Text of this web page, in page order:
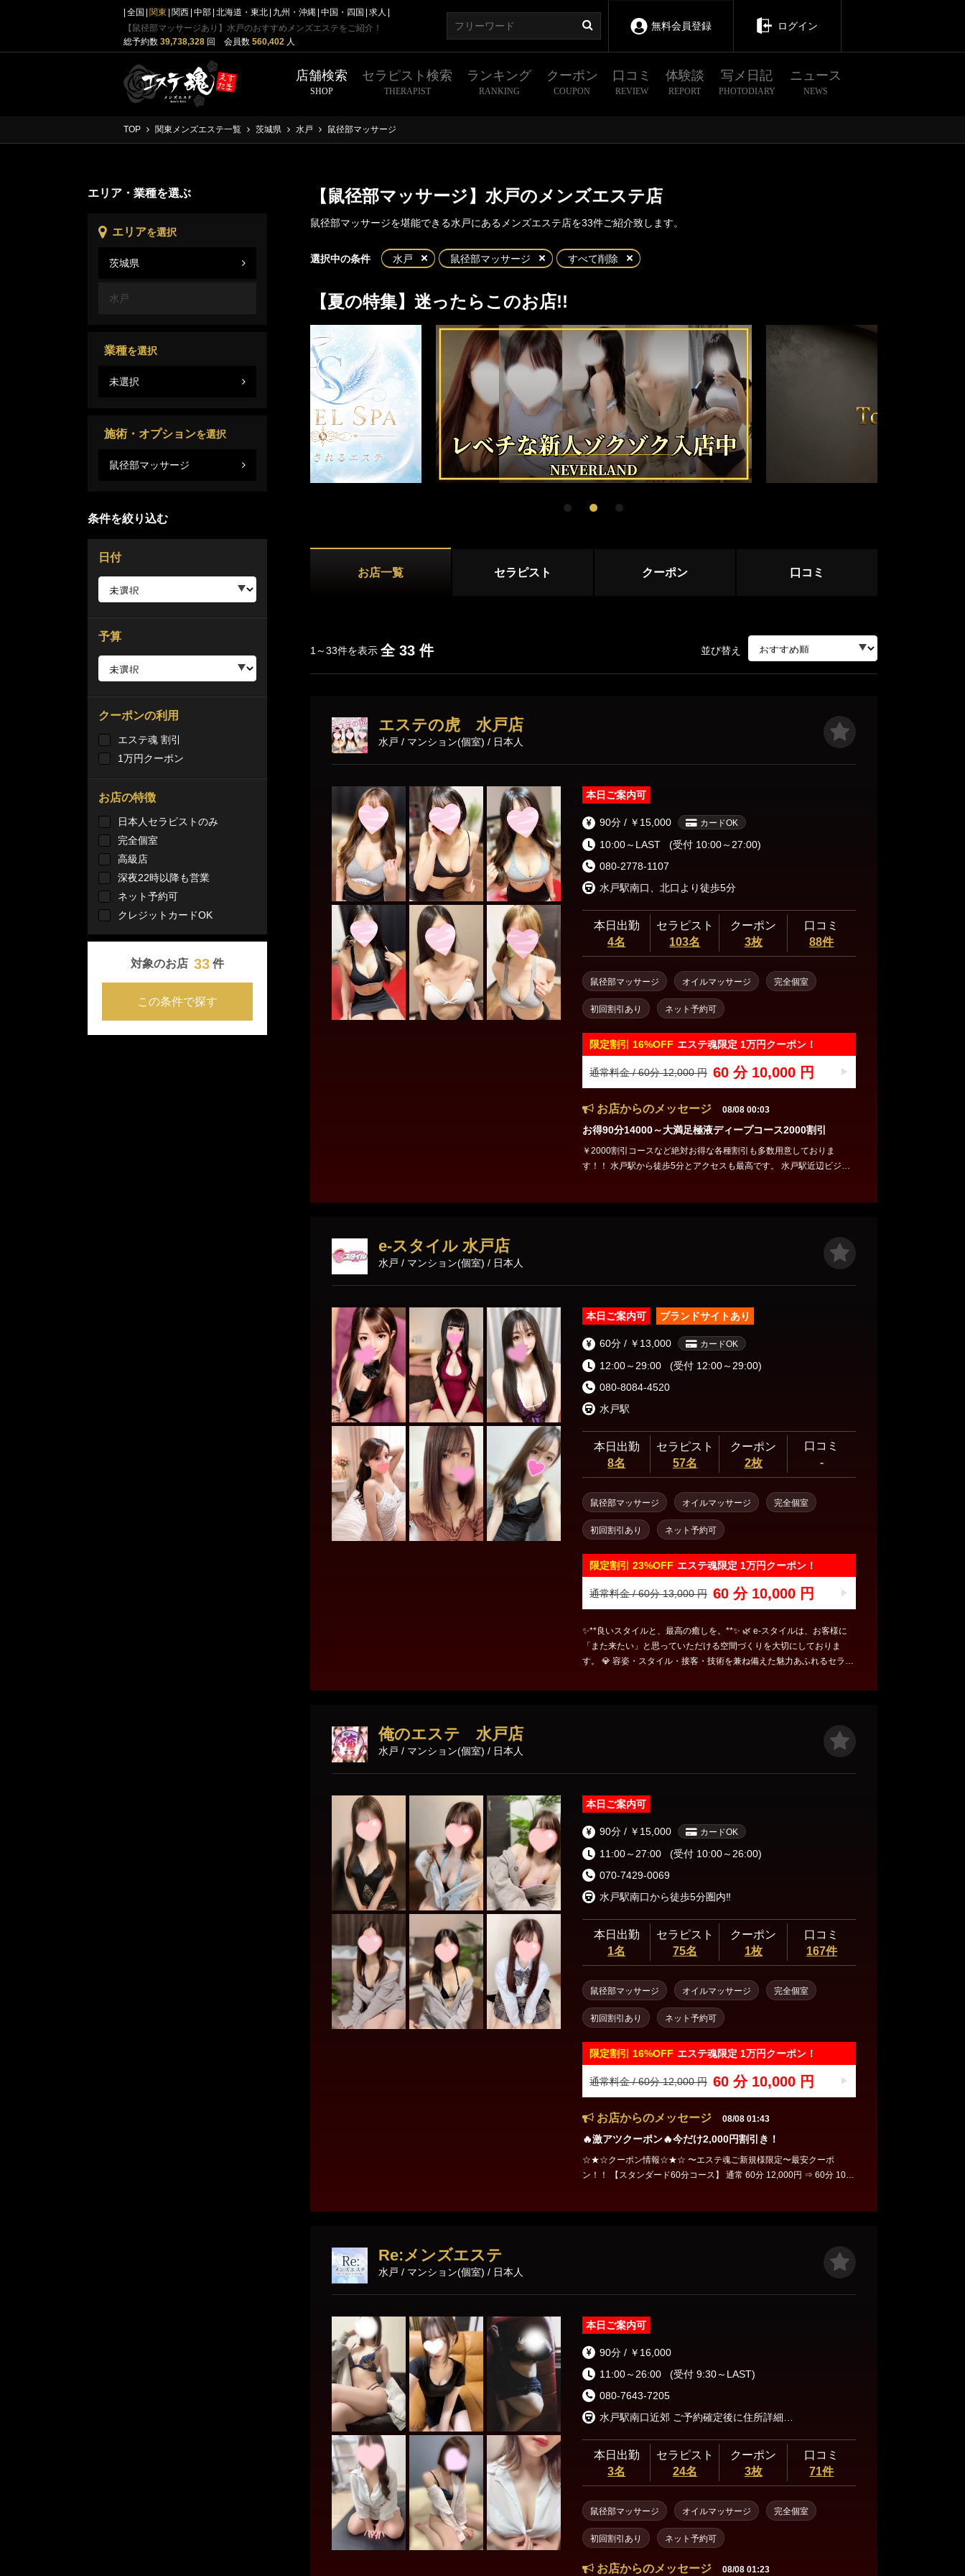
全国 関東 関西 中部 北海道・東北 九州・沖縄 中国・四国
求人
【鼠径部マッサージあり】水戸のおすすめメンズエステをご紹介！
総予約数 39,738,328 回 会員数 560,402 人
無料会員登録 ログイン
店舗検索
SHOP
セラピスト検索
THERAPIST
ランキング
RANKING
クーポン
COUPON
口コミ
REVIEW
体験談
REPORT
写メ日記
PHOTODIARY
ニュース
NEWS
TOP 関東メンズエステ一覧 茨城県 水戸 鼠径部マッサージ
【鼠径部マッサージ】水戸のメンズエステ店
鼠径部マッサージを堪能できる水戸にあるメンズエステ店を33件ご紹介致します。
選択中の条件 水戸 鼠径部マッサージ すべて削除
【夏の特集】迷ったらこのお店!!
お店一覧 セラピスト クーポン 口コミ
1～33件を表示 全 33 件 並び替え
エステの虎 水戸店
水戸 / マンション(個室) / 日本人
本日ご案内可
90分 / ￥15,000 カードOK
10:00～LAST
(受付 10:00～27:00)
080-2778-1107
水戸駅南口、北口より徒歩5分
本日出勤
4名
セラピスト
103名
クーポン
3枚
口コミ
88件
鼠径部マッサージ オイルマッサージ 完全個室
初回割引あり ネット予約可
限定割引 16%OFF エステ魂限定 1万円クーポン！
通常料金 / 60分 12,000 円 60 分 10,000 円
お店からのメッセージ 08/08 00:03
お得90分14000～大満足極液ディープコース2000割引
￥2000割引コースなど絶対お得な各種割引も多数用意しておりま
す！！ 水戸駅から徒歩5分とアクセスも最高です。 水戸駅近辺ビジネ
e-スタイル 水戸店
水戸 / マンション(個室) / 日本人
本日ご案内可 ブランドサイトあり
60分 / ￥13,000 カードOK
12:00～29:00
(受付 12:00～29:00)
080-8084-4520
水戸駅
本日出勤
8名
セラピスト
57名
クーポン
2枚
口コミ
-
鼠径部マッサージ オイルマッサージ 完全個室
初回割引あり ネット予約可
限定割引 23%OFF エステ魂限定 1万円クーポン！
通常料金 / 60分 13,000 円 60 分 10,000 円
✨**良いスタイルと、最高の癒しを。**✨ 🌿 e-スタイルは、お客様に
「また来たい」と思っていただける空間づくりを大切にしておりま
す。 💎 容姿・スタイル・接客・技術を兼ね備えた魅力あふれるセラピ
空間で、周りを気にすることなく、ゆったりと癒しの時間をお過ごし
ろん、何度でも訪れたくなるような上質な癒しをご提供いたします。
💖 あなたにぴったりの”良いスタイル”が、e-スタイルでお待ちしてお
俺のエステ 水戸店
水戸 / マンション(個室) / 日本人
本日ご案内可
90分 / ￥15,000 カードOK
11:00～27:00
(受付 10:00～26:00)
070-7429-0069
水戸駅南口から徒歩5分圏内‼️
本日出勤
1名
セラピスト
75名
クーポン
1枚
口コミ
167件
鼠径部マッサージ オイルマッサージ 完全個室
初回割引あり ネット予約可
限定割引 16%OFF エステ魂限定 1万円クーポン！
通常料金 / 60分 12,000 円 60 分 10,000 円
お店からのメッセージ 08/08 01:43
🔥激アツクーポン🔥今だけ2,000円割引き！
☆★☆クーポン情報☆★☆ 〜エステ魂ご新規様限定〜最安クーポ
ン！！ 【スタンダード60分コース】 通常 60分 12,000円 ⇒ 60分 10,0
Re:メンズエステ
水戸 / マンション(個室) / 日本人
本日ご案内可
90分 / ￥16,000
11:00～26:00
(受付 9:30～LAST)
080-7643-7205
本日出勤
3名
セラピスト
24名
クーポン
3枚
口コミ
71件
鼠径部マッサージ オイルマッサージ 完全個室
初回割引あり ネット予約可
お店からのメッセージ 08/08 01:23
エリア・業種を選ぶ
エリアを選択
茨城県
茨城県
水戸 土浦・つくば
守谷・取手 茨城その他
水戸
業種を選択
未選択
店舗型
マンション型
出張
施術・オプションを選択
鼠径部マッサージ
施術内容
リンパマッサージ
ストレッチ
洗体
オプション
条件を絞り込む
日付
予算
クーポンの利用
エステ魂 割引
1万円クーポン
お店の特徴
日本人セラピストのみ
完全個室
高級店
深夜22時以降も営業
ネット予約可
クレジットカードOK
対象のお店 33 件
この条件で探す